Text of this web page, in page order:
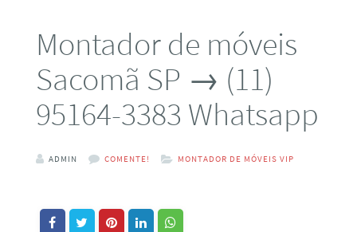
Montador de móveis
Sacomã SP → (11)
95164-3383 Whatsapp
ADMIN COMENTE! MONTADOR DE MÓVEIS VIP